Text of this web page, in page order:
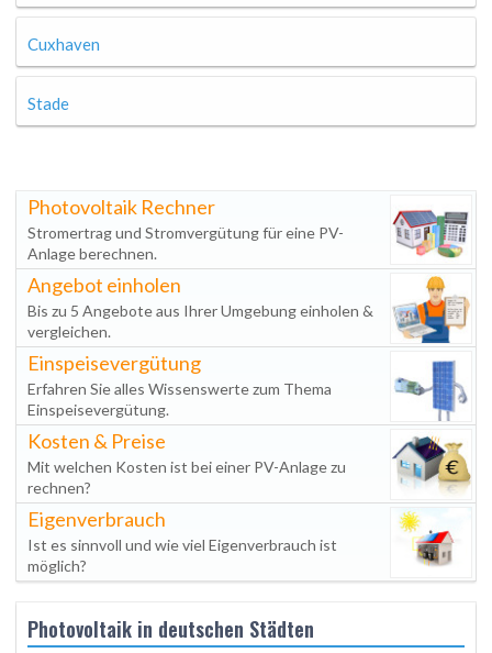
Cuxhaven
Stade
Photovoltaik Rechner
Stromertrag und Stromvergütung für eine PV-
Anlage berechnen.
Angebot einholen
Bis zu 5 Angebote aus Ihrer Umgebung einholen &
vergleichen.
Einspeisevergütung
Erfahren Sie alles Wissenswerte zum Thema
Einspeisevergütung.
Kosten & Preise
Mit welchen Kosten ist bei einer PV-Anlage zu
rechnen?
Eigenverbrauch
Ist es sinnvoll und wie viel Eigenverbrauch ist
möglich?
Photovoltaik in deutschen Städten